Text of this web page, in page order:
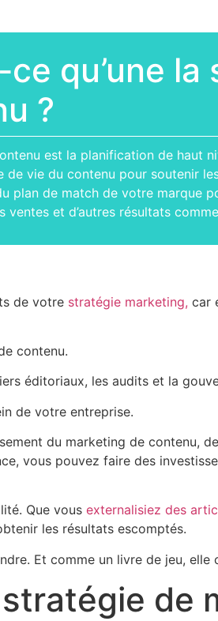
ce qu’une
?
est la planification de haut
de vie du contenu pour soutenir
plan de match de votre marque
ventes et d’autres résultats
de votre stratégie marketing, car
contenu.
éditoriaux, les audits et la
de votre entreprise.
du marketing de contenu,
vous pouvez faire des
Que vous externalisiez des
les résultats escomptés.
Et comme un livre de jeu, elle
de